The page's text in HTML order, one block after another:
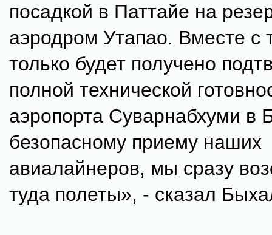
посадкой в Паттайе на
аэродром Утапао. Вместе с
только будет получено
полной технической
аэропорта Суварнабхуми в
безопасному приему наших
авиалайнеров, мы сразу
туда полеты», - сказал